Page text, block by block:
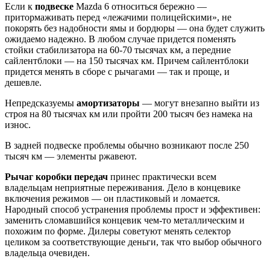
Если к подвеске Mazda 6 относиться бережно —
притормаживать перед «лежачими полицейскими», не
покорять без надобности ямы и бордюры — она будет служить
ожидаемо надежно. В любом случае придется поменять
стойки стабилизатора на 60-70 тысячах км, а передние
сайлентблоки — на 150 тысячах км. Причем сайлентблоки
придется менять в сборе с рычагами — так и проще, и
дешевле.
Непредсказуемы амортизаторы — могут внезапно выйти из
строя на 80 тысячах км или пройти 200 тысяч без намека на
износ.
В задней подвеске проблемы обычно возникают после 250
тысяч км — элементы ржавеют.
Рычаг коробки передач принес практически всем
владельцам неприятные переживания. Дело в концевике
включения режимов — он пластиковый и ломается.
Народный способ устранения проблемы прост и эффективен:
заменить сломавшийся концевик чем-то металлическим и
похожим по форме. Дилеры советуют менять селектор
целиком за соответствующие деньги, так что выбор обычного
владельца очевиден.